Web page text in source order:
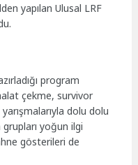
yapılan Ulusal LRF
program
çekme, survivor
dolu dolu
yoğun ilgi
gösterileri de